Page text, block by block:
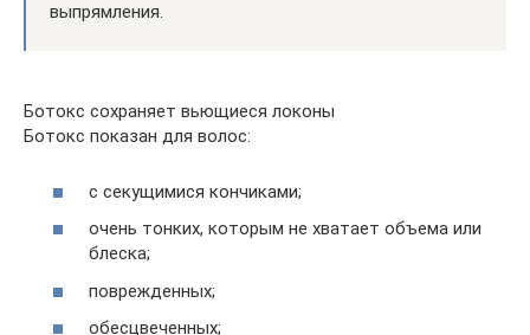
выпрямления.
Ботокс сохраняет вьющиеся локоны
Ботокс показан для волос:
с секущимися кончиками;
очень тонких, которым не хватает объема или
блеска;
поврежденных;
обесцвеченных;